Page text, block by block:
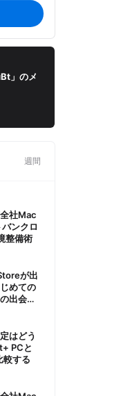
」のメ
週間
社Mac
ンクロ
整備術
が出
めての
出会
ンキャ
はどう
PCと
する